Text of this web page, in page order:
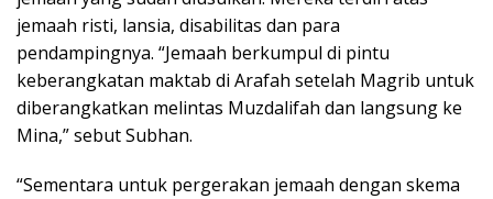
jemaah risti, lansia, disabilitas dan para
pendampingnya. “Jemaah berkumpul di pintu
keberangkatan maktab di Arafah setelah Magrib untuk
diberangkatkan melintas Muzdalifah dan langsung ke
Mina,” sebut Subhan.
“Sementara untuk pergerakan jemaah dengan skema